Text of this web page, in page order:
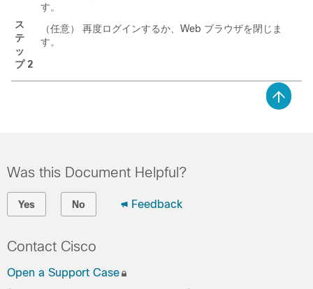
す。
ス
テ
ッ
プ 2
（任意） 再度ログインするか、Web ブラウザを閉じま
す。
Was this Document Helpful?
Yes No Feedback
Contact Cisco
Open a Support Case